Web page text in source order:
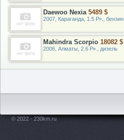
Daewoo Nexia 5489 $
2007, Караганда, 1.5 Р»., бензин
Mahindra Scorpio 18082 $
2006, Алматы, 2.6 Р»., дизель
© 2022 - 230km.ru